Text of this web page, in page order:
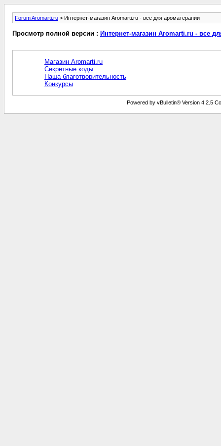
Forum Aromarti.ru > Интернет-магазин Aromarti.ru - все для ароматерапии
Просмотр полной версии : Интернет-магазин Aromarti.ru - все
Магазин Aromarti.ru
Секретные коды
Наша благотворительность
Конкурсы
Powered by vBulletin® Version 4.2.5